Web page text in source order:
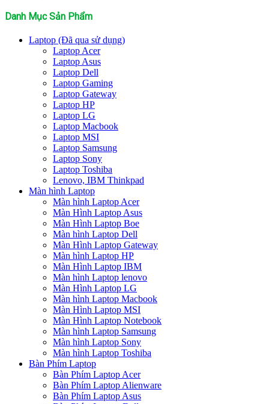
Danh Mục Sản Phẩm
Laptop (Đã qua sử dụng)
Laptop Acer
Laptop Asus
Laptop Dell
Laptop Gaming
Laptop Gateway
Laptop HP
Laptop LG
Laptop Macbook
Laptop MSI
Laptop Samsung
Laptop Sony
Laptop Toshiba
Lenovo, IBM Thinkpad
Màn hình Laptop
Màn hình Laptop Acer
Màn Hình Laptop Asus
Màn Hình Laptop Boe
Màn hình Laptop Dell
Màn Hình Laptop Gateway
Màn hình Laptop HP
Màn Hình Laptop IBM
Màn hình Laptop lenovo
Màn Hình Laptop LG
Màn hình Laptop Macbook
Màn Hình Laptop MSI
Màn Hình Laptop Notebook
Màn hình Laptop Samsung
Màn hình Laptop Sony
Màn hình Laptop Toshiba
Bàn Phím Laptop
Bàn Phím Laptop Acer
Bàn Phím Laptop Alienware
Bàn Phím Laptop Asus